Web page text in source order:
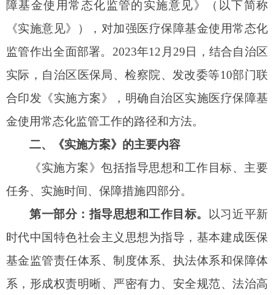
第一部分：指导思想和工作目标。以习近平新
时代中国特色社会主义思想为指导，基本建成医保
基金监管责任体系、制度体系、执法体系和保障体
效的医保基金使用常态化监管体系。
第二部分：主要任务。 做实基金监管，推进飞
行检查、专项整治、日常监管、智能监控和社会监
“五个常态化”；健全基金监管制度机制，完善监
管制度机制、部门间协同监管机制、信用管理制
机制“五项制度机制”；明确各方职责，强化医保行
政部门、医保经办机构、定点医药机构、行业部门
和地方政府“五方责任”。
第三部分：实施时间。明确补齐短板阶段为
2024年1月至2024年12月，常态监管阶段为2025年1